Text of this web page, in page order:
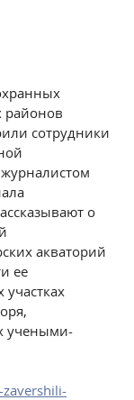
районов
сотрудники
о
акваторий
ее
учеными-